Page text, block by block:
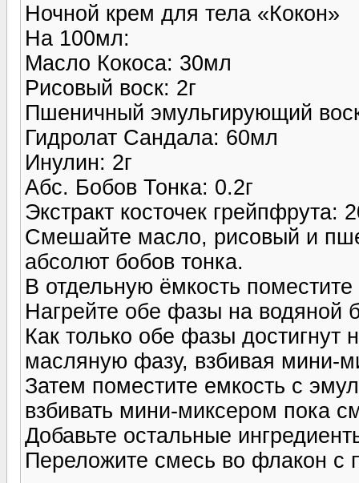
Ночной крем для тела «Кокон»
На 100мл:
Масло Кокоса: 30мл
Рисовый воск: 2г
Пшеничный эмульгирующий
Гидролат Сандала: 60мл
Инулин: 2г
Абс. Бобов Тонка: 0.2г
Экстракт косточек грейпфрута:
Смешайте масло, рисовый и
абсолют бобов тонка.
В отдельную ёмкость поместите
Нагрейте обе фазы на водяной
Как только обе фазы достигнут
масляную фазу, взбивая мини-
Затем поместите емкость с
взбивать мини-миксером пока
Добавьте остальные
Переложите смесь во флакон с